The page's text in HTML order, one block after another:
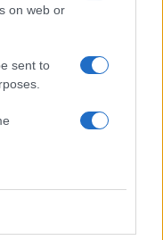
on web or
sent to